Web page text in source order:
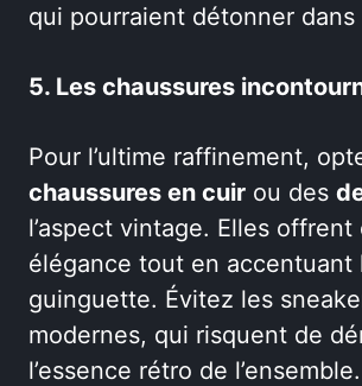
qui pourraient détonner dans
5. Les chaussures
Pour l’ultime raffinement,
chaussures en cuir ou des
l’aspect vintage. Elles
élégance tout en accentuant
guinguette. Évitez les
modernes, qui risquent de
l’essence rétro de l’ensemble.